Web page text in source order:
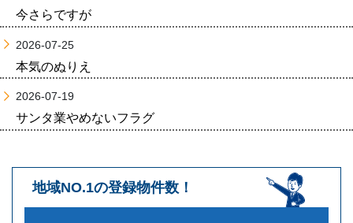
今さらですが
2026-07-25
本気のぬりえ
2026-07-19
サンタ業やめないフラグ
地域NO.1の登録物件数！